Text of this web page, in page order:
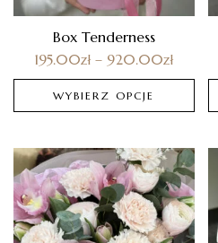
Box Tenderness
195.00zł – 920.00zł
WYBIERZ OPCJE